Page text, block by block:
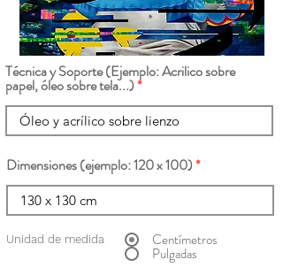
Técnica y Soporte (Ejemplo: Acrilico sobre
papel, óleo sobre tela...)
Dimensiones (ejemplo: 120 x 100)
Unidad de medida Centímetros
Pulgadas